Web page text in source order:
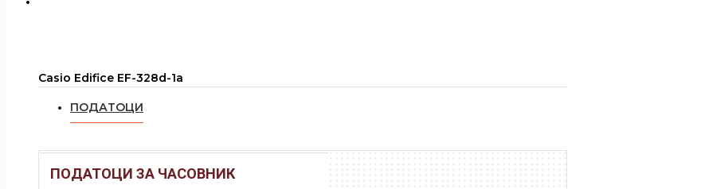
Casio Edifice EF-328d-1a
ПОДАТОЦИ
ПОДАТОЦИ ЗА ЧАСОВНИК